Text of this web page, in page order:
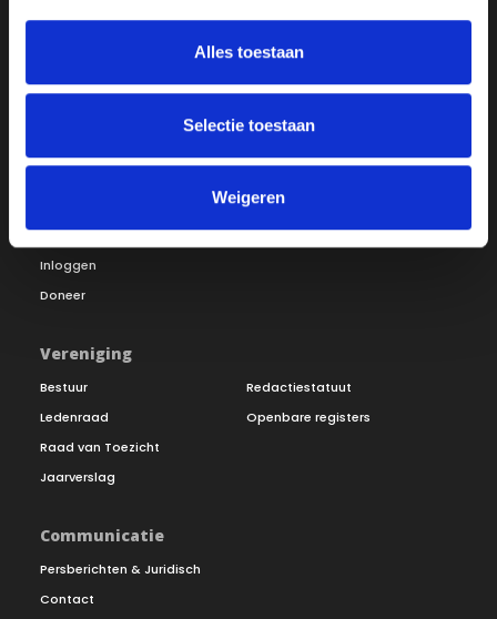
Alles toestaan
Selectie toestaan
Weigeren
Over ON!
Word lid
Inloggen
Doneer
Steunbetuigingen
Vacatures
Vereniging
Bestuur
Ledenraad
Raad van Toezicht
Jaarverslag
Redactiestatuut
Openbare registers
Communicatie
Persberichten & Juridisch
Contact